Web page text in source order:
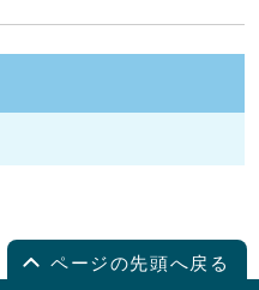
ページの先頭へ戻る